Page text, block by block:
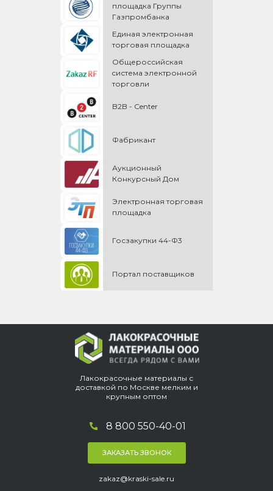
площадка Группы
Газпромбанка
Единая электронная
торговая площадка
Общероссийская
cистема электронной
торговли
B2B - Center
Фабрикант
Аукционный
Конкурсный Дом
Электронная торговая
площадка
Госзакупки 44-Ф3
Портал поставщиков
Лакокрасочные материалы с
доставкой по Москве мелким и
крупным оптом
8 800 550-40-01
ЗАКАЗАТЬ ЗВОНОК
zakaz@kraski-sale.ru